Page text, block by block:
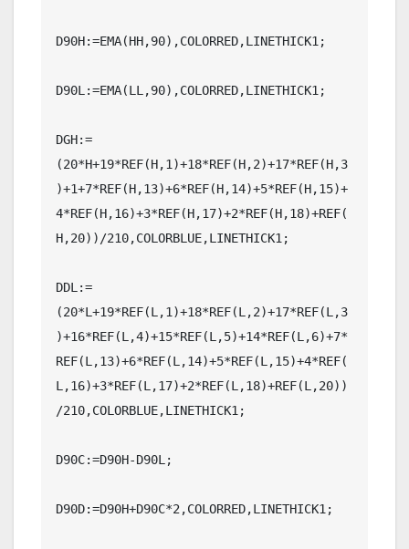
D90H:=EMA(HH,90),COLORRED,LINETHICK1;
D90L:=EMA(LL,90),COLORRED,LINETHICK1;
DGH:=
(20*H+19*REF(H,1)+18*REF(H,2)+17*REF(H,3
)+1+7*REF(H,13)+6*REF(H,14)+5*REF(H,15)+
4*REF(H,16)+3*REF(H,17)+2*REF(H,18)+REF(
H,20))/210,COLORBLUE,LINETHICK1;
DDL:=
(20*L+19*REF(L,1)+18*REF(L,2)+17*REF(L,3
)+16*REF(L,4)+15*REF(L,5)+14*REF(L,6)+7*
REF(L,13)+6*REF(L,14)+5*REF(L,15)+4*REF(
L,16)+3*REF(L,17)+2*REF(L,18)+REF(L,20))
/210,COLORBLUE,LINETHICK1;
D90C:=D90H-D90L;
D90D:=D90H+D90C*2,COLORRED,LINETHICK1;